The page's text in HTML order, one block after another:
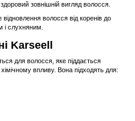
зовнішній вигляд волосся.
волосся від коренів до
і слухняним.
Karseell
для волосся, яке піддається
впливу. Вона підходять для: